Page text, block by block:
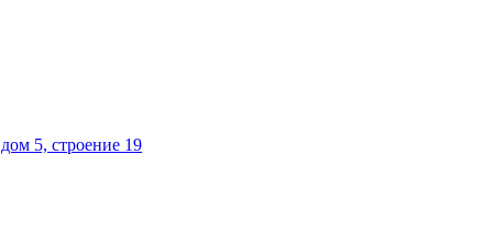
5, строение 19